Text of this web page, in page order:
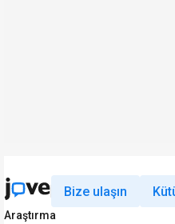
Bize ulaşın
Araştırma